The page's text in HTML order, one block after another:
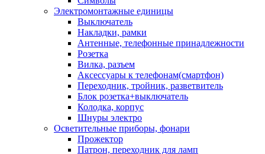
Электромонтажные единицы
Выключатель
Накладки, рамки
Антенные, телефонные принадлежности
Розетка
Вилка, разъем
Аксессуары к телефонам(смартфон)
Переходник, тройник, разветвитель
Блок розетка+выключатель
Колодка, корпус
Шнуры электро
Осветительные приборы, фонари
Прожектор
Патрон, переходник для ламп